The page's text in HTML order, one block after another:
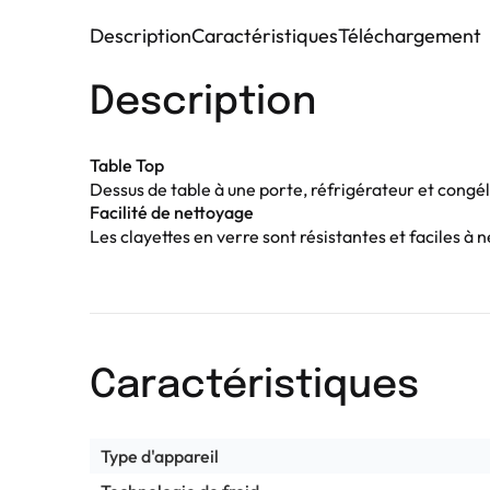
DescriptionCaractéristiquesTéléchargement
Description
Table Top
Dessus de table à une porte, réfrigérateur et
Facilité de nettoyage
Les clayettes en verre sont résistantes et faciles à
Caractéristiques
Type d'appareil